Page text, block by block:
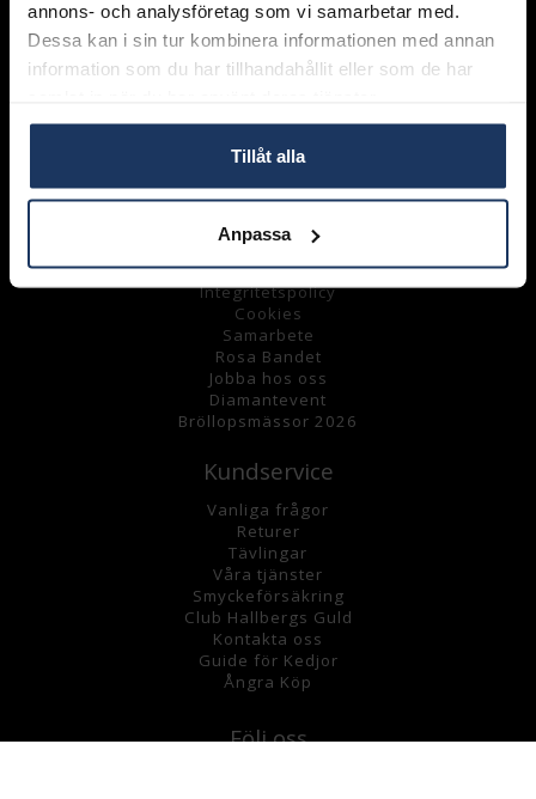
annons- och analysföretag som vi samarbetar med.
Dessa kan i sin tur kombinera informationen med annan
information som du har tillhandahållit eller som de har
Tillåt alla
Anpassa
Halsband
Ringar
Örhängen
Hängsmycken
Guldhalsband
Hallbergs Guld
Om oss
Köpvillkor
Integritetspolicy
Cookies
Samarbete
Rosa Bandet
Jobba hos oss
Diamantevent
Bröllopsmässor 2026
Kundservice
Vanliga frågor
Returer
Tävlingar
Våra tjänster
Smyckeförsäkring
Club Hallbergs Guld
Kontakta oss
Guide för Kedjor
Ångra Köp
Följ oss